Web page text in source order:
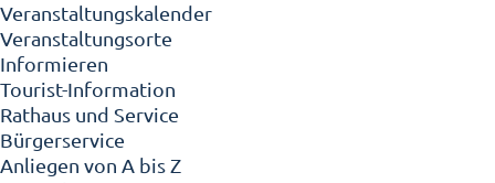
Veranstaltungskalender
Veranstaltungsorte
Informieren
Tourist-Information
Rathaus und Service
Bürgerservice
Anliegen von A bis Z